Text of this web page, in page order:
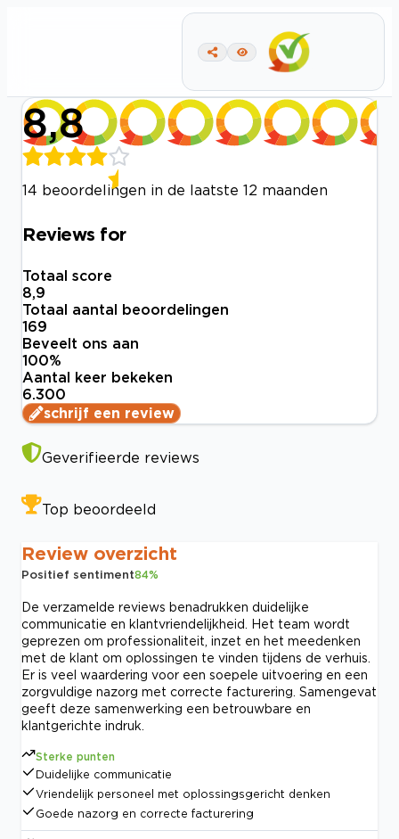
8,8
14 beoordelingen in de laatste 12 maanden
Reviews for
Totaal score
8,9
Totaal aantal beoordelingen
169
Beveelt ons aan
100%
Aantal keer bekeken
6.300
schrijf een review
Geverifieerde reviews
Top beoordeeld
Review overzicht
Positief sentiment84%
De verzamelde reviews benadrukken duidelijke
communicatie en klantvriendelijkheid. Het team wordt
geprezen om professionaliteit, inzet en het meedenken
met de klant om oplossingen te vinden tijdens de verhuis.
Er is veel waardering voor een soepele uitvoering en een
zorgvuldige nazorg met correcte facturering. Samengevat
geeft deze samenwerking een betrouwbare en
klantgerichte indruk.
Sterke punten
Duidelijke communicatie
Vriendelijk personeel met oplossingsgericht denken
Goede nazorg en correcte facturering